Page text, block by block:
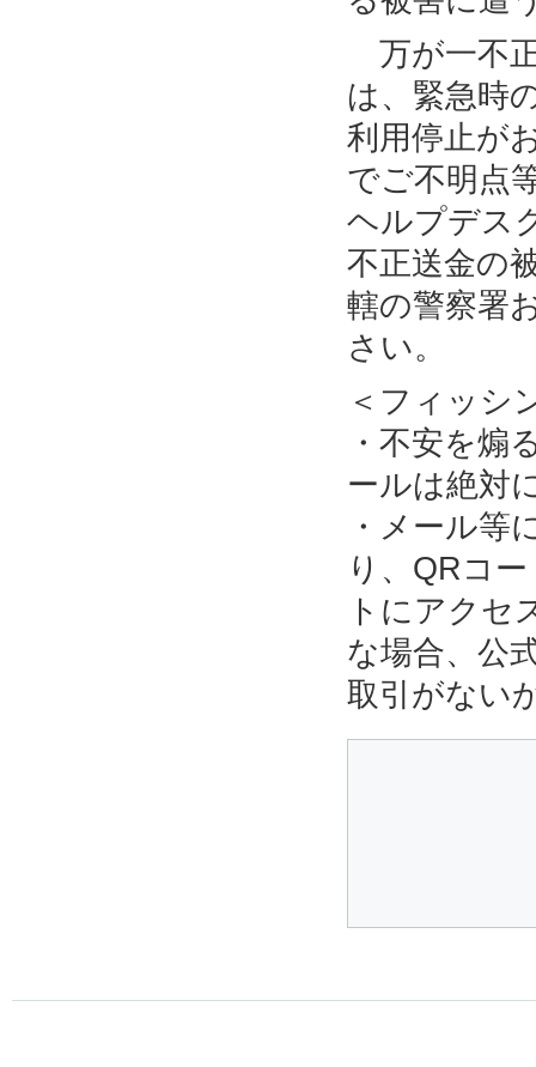
万が一不
は、緊急時
利用停止が
でご不明点
ヘルプデス
不正送金の
轄の警察署
さい。
＜フィッシ
・不安を煽
ールは絶対
・メール等
り、QRコ
トにアクセ
な場合、公
取引がない